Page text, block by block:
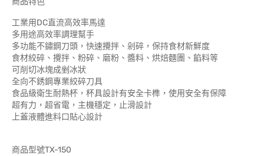
工業用DC直流高效率馬達
多用途高效率調理幫手
多功能不鏽鋼刀頭，快速攪拌、剁碎，保持食材新鮮度
食材絞碎、攪拌、粉碎、磨粉、醬料、烘焙麵團、餡料等
可削切冰塊成剉冰狀
全向不銹鋼專業絞碎刀具
食品級衛生耐熱杯，杯具設計有安全卡榫，使用安全有保障
超有力，超省電，主機穩定，止滑設計
上蓋液體進料口貼心設計
商品型號TX-150